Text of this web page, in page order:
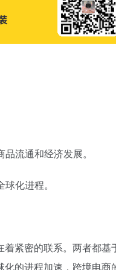
流通和经济发展。
化进程。
紧密的联系。两者都基
的进程加速，跨境电商